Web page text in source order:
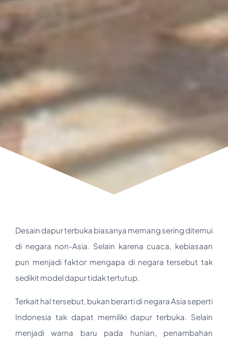
Desain dapur terbuka biasanya memang sering ditemui
di negara non-Asia. Selain karena cuaca, kebiasaan
pun menjadi faktor mengapa di negara tersebut tak
sedikit model dapur tidak tertutup.
Terkait hal tersebut, bukan berarti di negara Asia seperti
Indonesia tak dapat memiliki dapur terbuka. Selain
menjadi warna baru pada hunian, penambahan